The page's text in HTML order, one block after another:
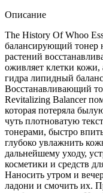
The
History
Of
Whoo
Essential
Revitalizing
Balancer,150
мл
Описание
The History Of Whoo
балансирующий тонер
растений
оживляет клетки кожи,
гидра липидный
Восстанавливающий
Revitalizing Balancer
которая потеряла
чуть плотноватую
тонерами, быстро
глубоко увлажнить
дальнейшему уходу,
косметики и средств
Наносить утром и
ладони и смочить их.